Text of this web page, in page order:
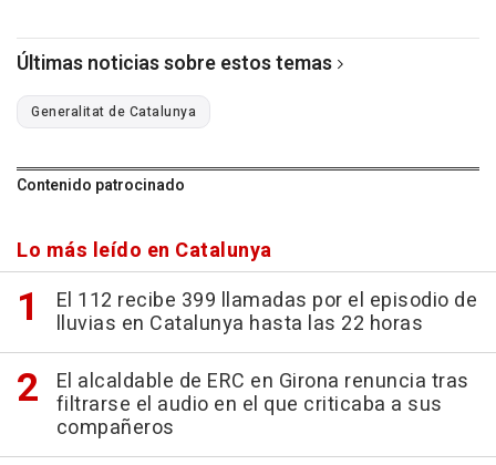
Últimas noticias sobre estos temas
Generalitat de Catalunya
Contenido patrocinado
Lo más leído en Catalunya
El 112 recibe 399 llamadas por el episodio de
lluvias en Catalunya hasta las 22 horas
El alcaldable de ERC en Girona renuncia tras
filtrarse el audio en el que criticaba a sus
compañeros